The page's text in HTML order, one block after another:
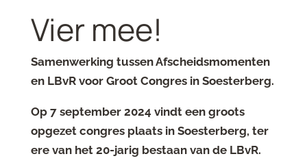
Vier mee!
Samenwerking tussen Afscheidsmomenten
en LBvR voor Groot Congres in Soesterberg.
Op 7 september 2024 vindt een groots
opgezet congres plaats in Soesterberg, ter
ere van het 20-jarig bestaan van de LBvR.